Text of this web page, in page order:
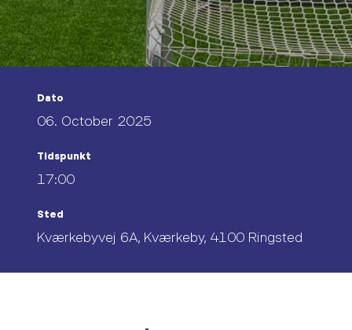
Dato
06. October 2025
Tidspunkt
17:00
Sted
Kværkebyvej 6A, Kværkeby, 4100 Ringsted